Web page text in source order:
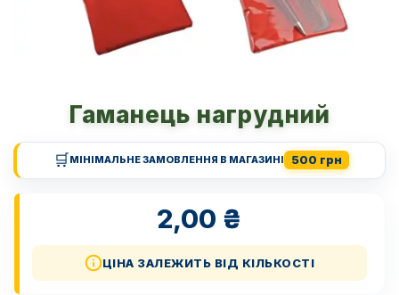
Гаманець нагрудний
🛒МІНІМАЛЬНЕ ЗАМОВЛЕННЯ В МАГАЗИНІ 500 грн
2,00 ₴
ЦІНА ЗАЛЕЖИТЬ ВІД КІЛЬКОСТІ